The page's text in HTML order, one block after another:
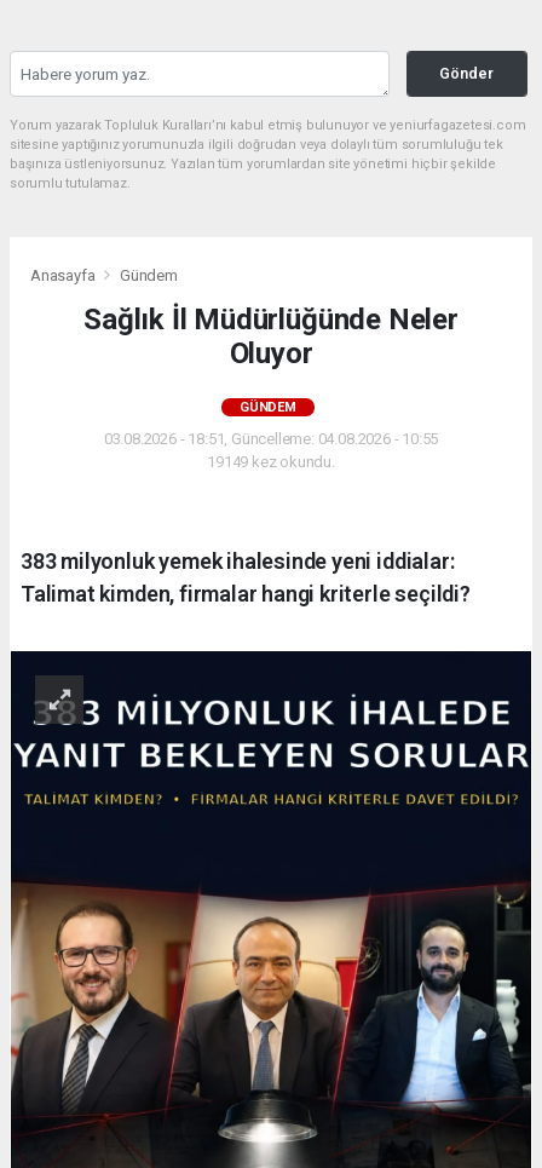
Gönder
Yorum yazarak Topluluk Kuralları’nı kabul etmiş bulunuyor ve yeniurfagazetesi.com
sitesine yaptığınız yorumunuzla ilgili doğrudan veya dolaylı tüm sorumluluğu tek
başınıza üstleniyorsunuz. Yazılan tüm yorumlardan site yönetimi hiçbir şekilde
sorumlu tutulamaz.
Anasayfa Gündem
Sağlık İl Müdürlüğünde Neler
Oluyor
GÜNDEM
03.08.2026 - 18:51, Güncelleme: 04.08.2026 - 10:55
19149 kez okundu.
383 milyonluk yemek ihalesinde yeni iddialar:
Talimat kimden, firmalar hangi kriterle seçildi?